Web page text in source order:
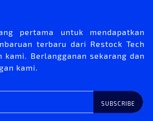
pertama untuk mendapatkan
terbaru dari Restock Tech
Berlangganan sekarang dan
kami.
SUBSCRIBE